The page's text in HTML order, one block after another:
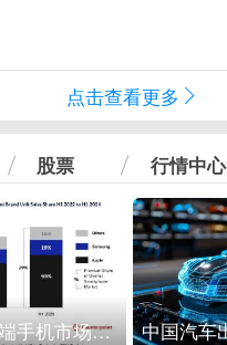
点击查看更多
股票 行情中心
苹果拿下高端手机市场65%的份额：iPhone 17系列功不可没